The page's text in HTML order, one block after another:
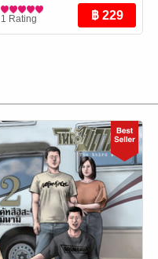
Publishing
การ์ตูนทั่วไป
1 Rating